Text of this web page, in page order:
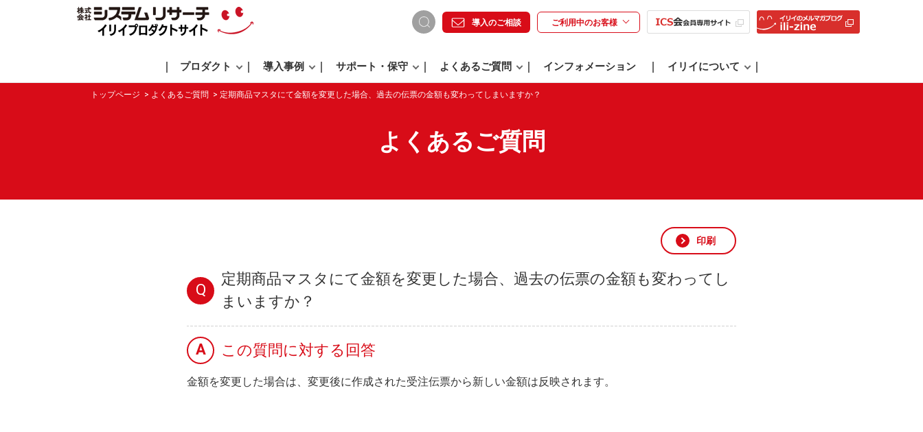
導入のご相談 ご利用中のお客様
プロダクト 導入事例 サポート・保守 よくあるご質問 インフォメーション イリイについて
トップページ よくあるご質問 定期商品マスタにて金額を変更した場合、過去の伝票の金額も変わってしまいますか？
よくあるご質問
印刷
Q
定期商品マスタにて金額を変更した場合、過去の伝票の金額も変わってし
まいますか？
A この質問に対する回答
金額を変更した場合は、変更後に作成された受注伝票から新しい金額は反映されます。